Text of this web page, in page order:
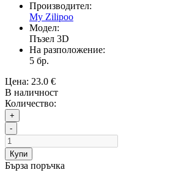
Производител:
My Zilipoo
Модел:
Пъзел 3D
На разположение:
5 бр.
Цена: 23.0 €
В наличност
Количество:
+
-
Купи
Бърза поръчка